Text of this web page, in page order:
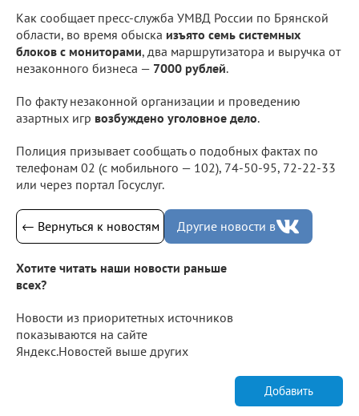
Как сообщает пресс-служба УМВД России по Брянской
области, во время обыска изъято семь системных
блоков с мониторами, два маршрутизатора и выручка от
незаконного бизнеса — 7000 рублей.
По факту незаконной организации и проведению
азартных игр возбуждено уголовное дело.
Полиция призывает сообщать о подобных фактах по
телефонам 02 (с мобильного — 102), 74-50-95, 72-22-33
или через портал Госуслуг.
← Вернуться к новостям Другие новости в
Хотите читать наши новости раньше
всех?
Новости из приоритетных источников
показываются на сайте
Яндекс.Новостей выше других
Добавить